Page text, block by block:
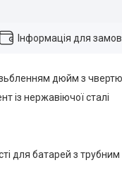
Інформація для
дюйм з
із нержавіючої сталі
для батарей з